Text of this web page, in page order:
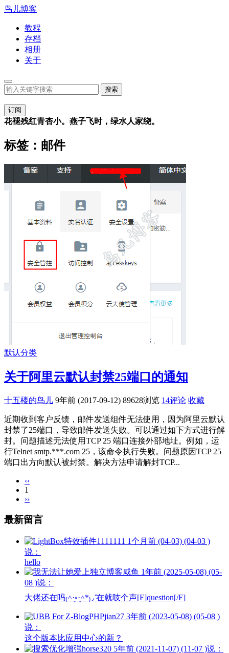
鸟儿博客
教程
存档
相册
关于
订阅
花褪残红青杏小。燕子飞时，绿水人家绕。
标签：邮件
默认分类
关于阿里云默认封禁25端口的通知
十五楼的鸟儿 9年前 (2017-09-12) 89628浏览 14评论 收藏
近期收到客户反馈，邮件发送组件无法使用，因为阿里云默认
封禁了25端口，导致邮件发送失败。可以通过如下方式进行解
封。问题描述无法使用TCP 25 端口连接外部地址。例如，运
行Telnet smtp.***.com 25，该命令执行失败。问题原因TCP 25
端口出方向默认被封禁。解决方法申请解封TCP...
‹‹
1
››
最新留言
1111111 1个月前 (04-03) (04-03 )
说：
hello
咸鱼 1年前 (2025-05-08) (05-
08 )说：
大佬还在吗₍˄·͈༝·͈˄*₎◞ ̑̑在就吱个声[F]question[/F]
jian27 3年前 (2023-05-08) (05-08 )
说：
这个版本比应用中心的新？
horse320 5年前 (2021-11-07) (11-07 )说：